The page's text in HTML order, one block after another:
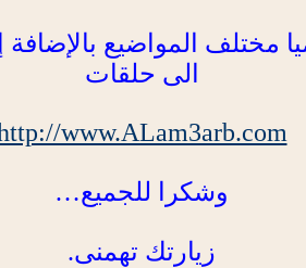
مختلف المواضيع بالإضافة
الى حلقات
www.ALam3arb.com
وشكرا للجميع…
زيارتك تهمنى.